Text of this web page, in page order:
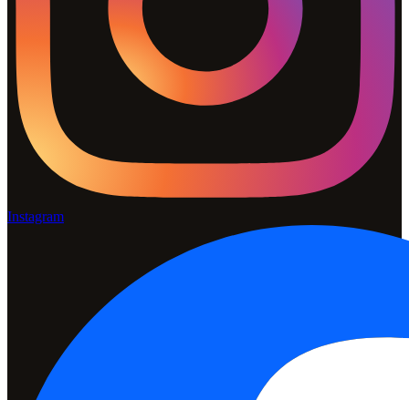
Instagram